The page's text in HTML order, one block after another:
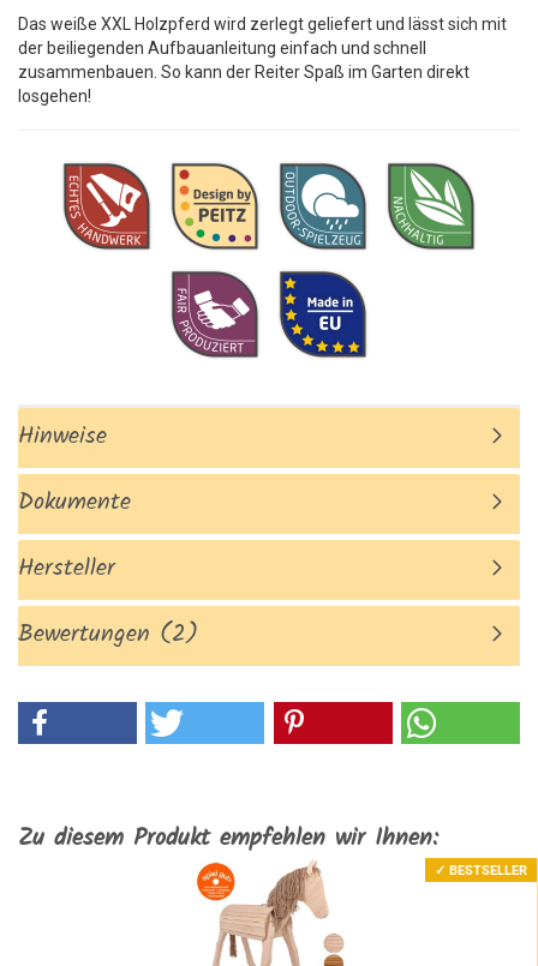
Das weiße XXL Holzpferd wird zerlegt geliefert und lässt sich mit
der beiliegenden Aufbauanleitung einfach und schnell
zusammenbauen. So kann der Reiter Spaß im Garten direkt
losgehen!
Hinweise
Dokumente
Hersteller
Bewertungen (2)
Zu diesem Produkt empfehlen wir Ihnen:
✓ BESTSELLER